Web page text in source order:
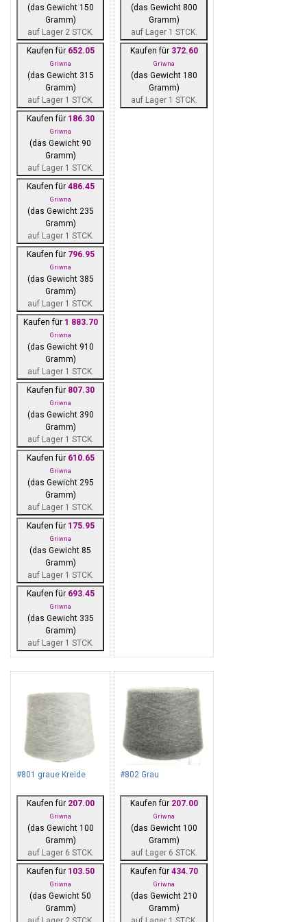
(das Gewicht 150
Gramm)
auf Lager 2 STCK.
Kaufen für 652.05
Griwna
(das Gewicht 315
Gramm)
auf Lager 1 STCK.
Kaufen für 186.30
Griwna
(das Gewicht 90
Gramm)
auf Lager 1 STCK.
Kaufen für 486.45
Griwna
(das Gewicht 235
Gramm)
auf Lager 1 STCK.
Kaufen für 796.95
Griwna
(das Gewicht 385
Gramm)
auf Lager 1 STCK.
Kaufen für 1 883.70
Griwna
(das Gewicht 910
Gramm)
auf Lager 1 STCK.
Kaufen für 807.30
Griwna
(das Gewicht 390
Gramm)
auf Lager 1 STCK.
Kaufen für 610.65
Griwna
(das Gewicht 295
Gramm)
auf Lager 1 STCK.
Kaufen für 175.95
Griwna
(das Gewicht 85
Gramm)
auf Lager 1 STCK.
Kaufen für 693.45
Griwna
(das Gewicht 335
Gramm)
auf Lager 1 STCK.
(das Gewicht 800
Gramm)
auf Lager 1 STCK.
Kaufen für 372.60
Griwna
(das Gewicht 180
Gramm)
auf Lager 1 STCK.
#801 graue Kreide
Kaufen für 207.00
Griwna
(das Gewicht 100
Gramm)
auf Lager 6 STCK.
Kaufen für 103.50
Griwna
(das Gewicht 50
Gramm)
#802 Grau
Kaufen für 207.00
Griwna
(das Gewicht 100
Gramm)
auf Lager 6 STCK.
Kaufen für 434.70
Griwna
(das Gewicht 210
Gramm)